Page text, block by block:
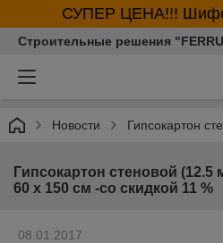
СУПЕР ЦЕНА!!!
Строительные решения
Новости Гипсокартон
Гипсокартон стеновой
60 x 150 см -со скидкой 11 %
08.01.2017